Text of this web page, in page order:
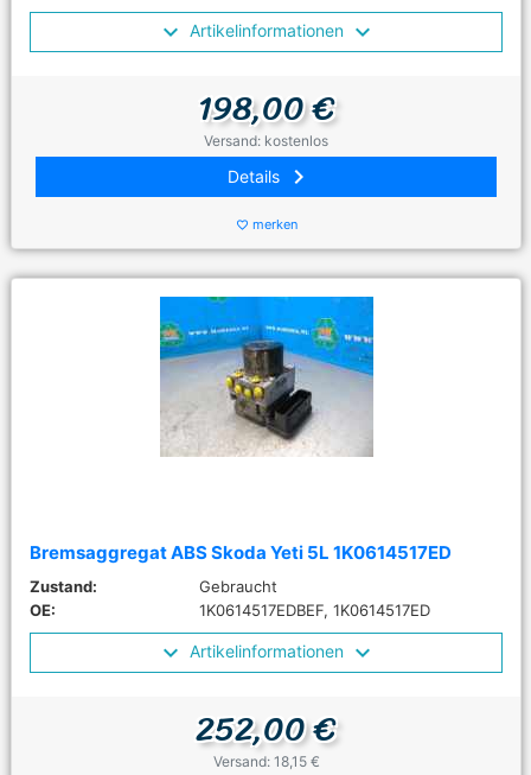
Artikelinformationen
198,00 €
Versand: kostenlos
Details keyboard_arrow_right
favorite_border merken
Bremsaggregat ABS Skoda Yeti 5L 1K0614517ED
Zustand:
Gebraucht
OE:
1K0614517EDBEF, 1K0614517ED
Artikelinformationen
252,00 €
Versand: 18,15 €